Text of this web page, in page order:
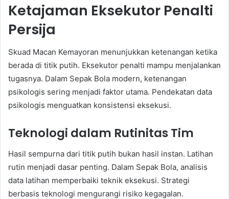
Ketajaman Eksekutor Penalti
Persija
Skuad Macan Kemayoran menunjukkan ketenangan ketika
berada di titik putih. Eksekutor penalti mampu menjalankan
tugasnya. Dalam Sepak Bola modern, ketenangan
psikologis sering menjadi faktor utama. Pendekatan data
psikologis menguatkan konsistensi eksekusi.
Teknologi dalam Rutinitas Tim
Hasil sempurna dari titik putih bukan hasil instan. Latihan
rutin menjadi dasar penting. Dalam Sepak Bola, analisis
data latihan memperbaiki teknik eksekusi. Strategi
berbasis teknologi mengurangi risiko kegagalan.